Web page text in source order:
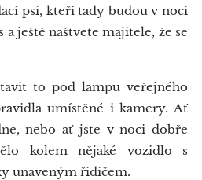
psi, kteří tady budou v noci
a ještě naštvete majitele, že se
to pod lampu veřejného
umístěné i kamery. Ať
nebo ať jste v noci dobře
kolem nějaké vozidlo s
unaveným řidičem.